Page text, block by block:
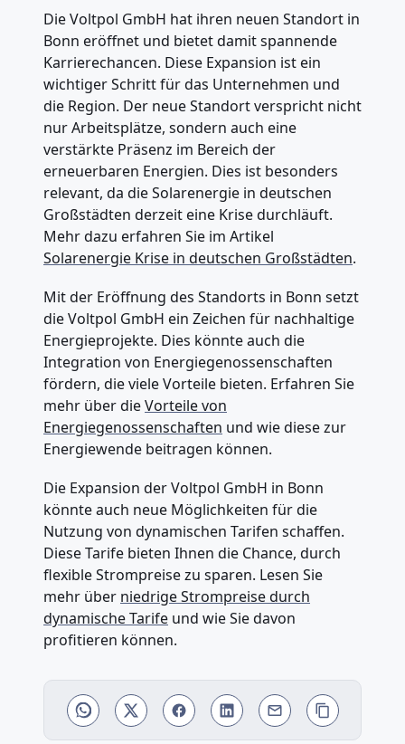
Die Voltpol GmbH hat ihren neuen Standort in
Bonn eröffnet und bietet damit spannende
Karrierechancen. Diese Expansion ist ein
wichtiger Schritt für das Unternehmen und
die Region. Der neue Standort verspricht nicht
nur Arbeitsplätze, sondern auch eine
verstärkte Präsenz im Bereich der
erneuerbaren Energien. Dies ist besonders
relevant, da die Solarenergie in deutschen
Großstädten derzeit eine Krise durchläuft.
Mehr dazu erfahren Sie im Artikel
Solarenergie Krise in deutschen Großstädten.
Mit der Eröffnung des Standorts in Bonn setzt
die Voltpol GmbH ein Zeichen für nachhaltige
Energieprojekte. Dies könnte auch die
Integration von Energiegenossenschaften
fördern, die viele Vorteile bieten. Erfahren Sie
mehr über dieVorteile von
Energiegenossenschaften und wie diese zur
Energiewende beitragen können.
Die Expansion der Voltpol GmbH in Bonn
könnte auch neue Möglichkeiten für die
Nutzung von dynamischen Tarifen schaffen.
Diese Tarife bieten Ihnen die Chance, durch
flexible Strompreise zu sparen. Lesen Sie
mehr über niedrige Strompreise durch
dynamische Tarife und wie Sie davon
profitieren können.